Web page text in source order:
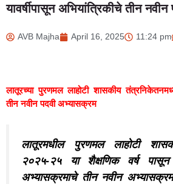
यावर्षीपासून अभियांत्रिकीचे तीन
AVB Majha April 16, 2025 11:24 pm
लातूरच्या पुरणमल लाहोटी शासकीय तंत्रनिकेतनमध्ये
तीन नवीन पदवी अभ्यासक्रम
लातूरमधील पुरणमल लाहोटी
२०२५-२५ या शैक्षणिक वर्ष पासून
अभ्यासक्रमाचे तीन नवीन